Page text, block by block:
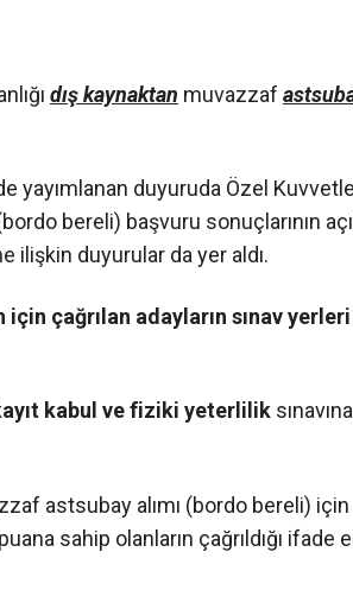
dış kaynaktan muvazzaf
yayımlanan duyuruda Özel
bereli) başvuru sonuçlarının
ilişkin duyurular da yer aldı.
çağrılan adayların sınav
kabul ve fiziki yeterlilik
astsubay alımı (bordo bereli) için
sahip olanların çağrıldığı ifade